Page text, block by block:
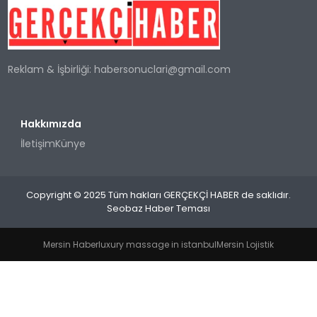
SPOR
TEKNOLOJI
YAŞAM
Reklam & İşbirliği:habersonuclari@gmail.com
Hakkımızda
İletişimKünye
Copyright © 2025 Tüm hakları GERÇEKÇİ HABER de saklıdır.
Seobaz Haber Teması
Mersin Haberluxury massage in istanbulMersin Lojistik